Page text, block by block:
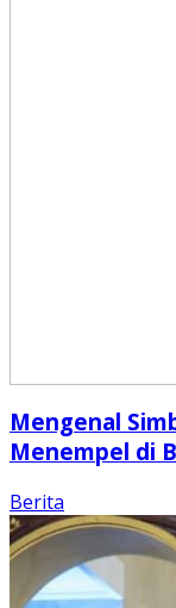
Mengenal
Menempel di
Berita